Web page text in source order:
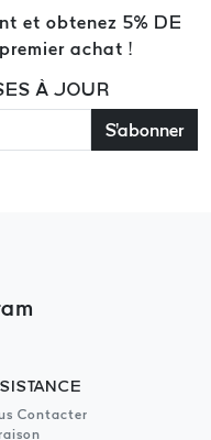
et obtenez 5% DE
achat !
À JOUR
S'abonner
Contacter